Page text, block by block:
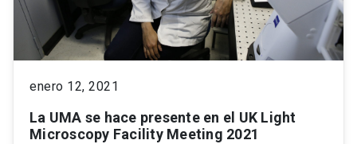
enero 12, 2021
La UMA se hace presente en el UK Light
Microscopy Facility Meeting 2021